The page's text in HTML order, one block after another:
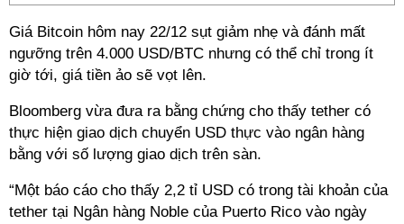
Giá Bitcoin hôm nay 22/12 sụt giảm nhẹ và đánh mất
ngưỡng trên 4.000 USD/BTC nhưng có thể chỉ trong ít
giờ tới, giá tiền ảo sẽ vọt lên.
Bloomberg vừa đưa ra bằng chứng cho thấy tether có
thực hiện giao dịch chuyển USD thực vào ngân hàng
bằng với số lượng giao dịch trên sàn.
“Một báo cáo cho thấy 2,2 tỉ USD có trong tài khoản của
tether tại Ngân hàng Noble của Puerto Rico vào ngày